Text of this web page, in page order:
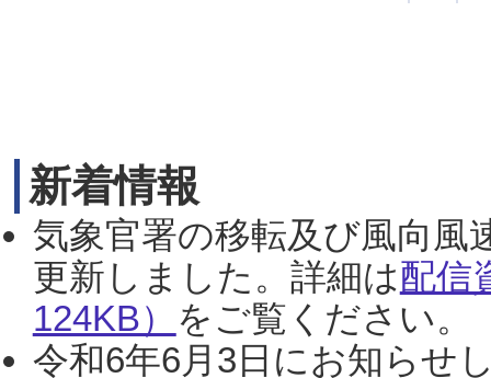
新着情報
気象官署の移転及び風向風
更新しました。詳細は配信
124KB） をご覧ください。
令和6年6月3日にお知らせ